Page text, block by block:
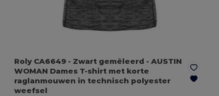
Roly CA6649 - Zwart gemêleerd - AUSTIN
WOMAN Dames T-shirt met korte
raglanmouwen in technisch polyester
weefsel